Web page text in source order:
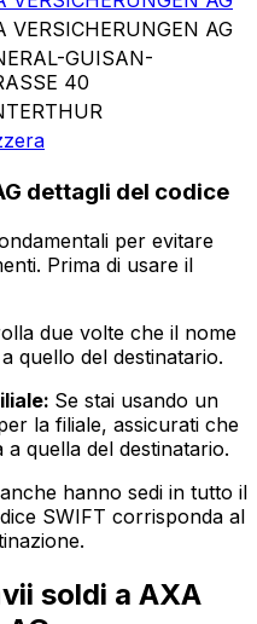
VERSICHERUNGEN AG
GUISAN-
40
dettagli del codice
per evitare
Prima di usare il
due volte che il nome
quello del destinatario.
Se stai usando un
la filiale, assicurati che
quella del destinatario.
hanno sedi in tutto il
SWIFT corrisponda al
soldi a AXA